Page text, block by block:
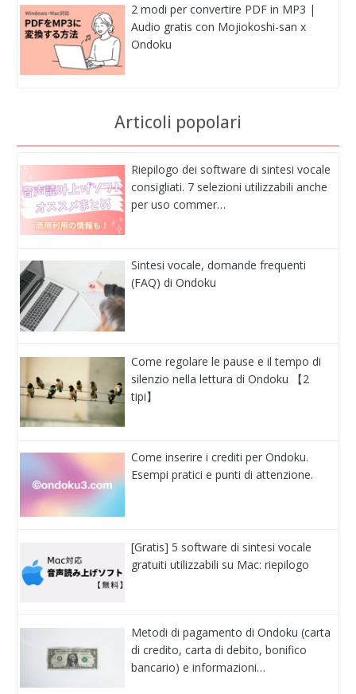
2 modi per convertire PDF in MP3 |
Audio gratis con Mojiokoshi-san x
Ondoku
Articoli popolari
Riepilogo dei software di sintesi vocale
consigliati. 7 selezioni utilizzabili anche
per uso commer…
Sintesi vocale, domande frequenti
(FAQ) di Ondoku
Come regolare le pause e il tempo di
silenzio nella lettura di Ondoku 【2
tipi】
Come inserire i crediti per Ondoku.
Esempi pratici e punti di attenzione.
[Gratis] 5 software di sintesi vocale
gratuiti utilizzabili su Mac: riepilogo
Metodi di pagamento di Ondoku (carta
di credito, carta di debito, bonifico
bancario) e informazioni…